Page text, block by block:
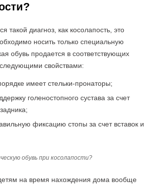
такой диагноз, как косолапость, это
носить только специальную
обувь продается в соответствующих
свойствами:
имеет стельки-пронаторы;
голеностопного сустава за счет
фиксацию стопы за счет вставок и
обувь при косолапости?
на время нахождения дома вообще